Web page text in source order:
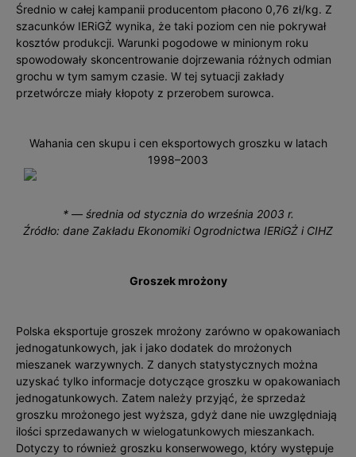
Średnio w całej kampanii producentom płacono 0,76 zł/kg. Z
szacunków IERiGŻ wynika, że taki poziom cen nie pokrywał
kosztów produkcji. Warunki pogodowe w minionym roku
spowodowały skoncentrowanie dojrzewania różnych odmian
grochu w tym samym czasie. W tej sytuacji zakłady
przetwórcze miały kłopoty z przerobem surowca.
Wahania cen skupu i cen eksportowych groszku w latach
1998–2003
* — średnia od stycznia do września 2003 r.
Źródło: dane Zakładu Ekonomiki Ogrodnictwa IERiGŻ i CIHZ
Groszek mrożony
Polska eksportuje groszek mrożony zarówno w opakowaniach
jednogatunkowych, jak i jako dodatek do mrożonych
mieszanek warzywnych. Z danych statystycznych można
uzyskać tylko informacje dotyczące groszku w opakowaniach
jednogatunkowych. Zatem należy przyjąć, że sprzedaż
groszku mrożonego jest wyższa, gdyż dane nie uwzględniają
ilości sprzedawanych w wielogatunkowych mieszankach.
Dotyczy to również groszku konserwowego, który występuje